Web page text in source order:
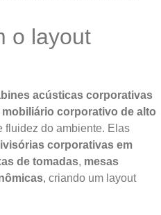
o layout
acústicas corporativas
mobiliário corporativo de alto
fluidez do ambiente. Elas
corporativas em
de tomadas, mesas
, criando um layout